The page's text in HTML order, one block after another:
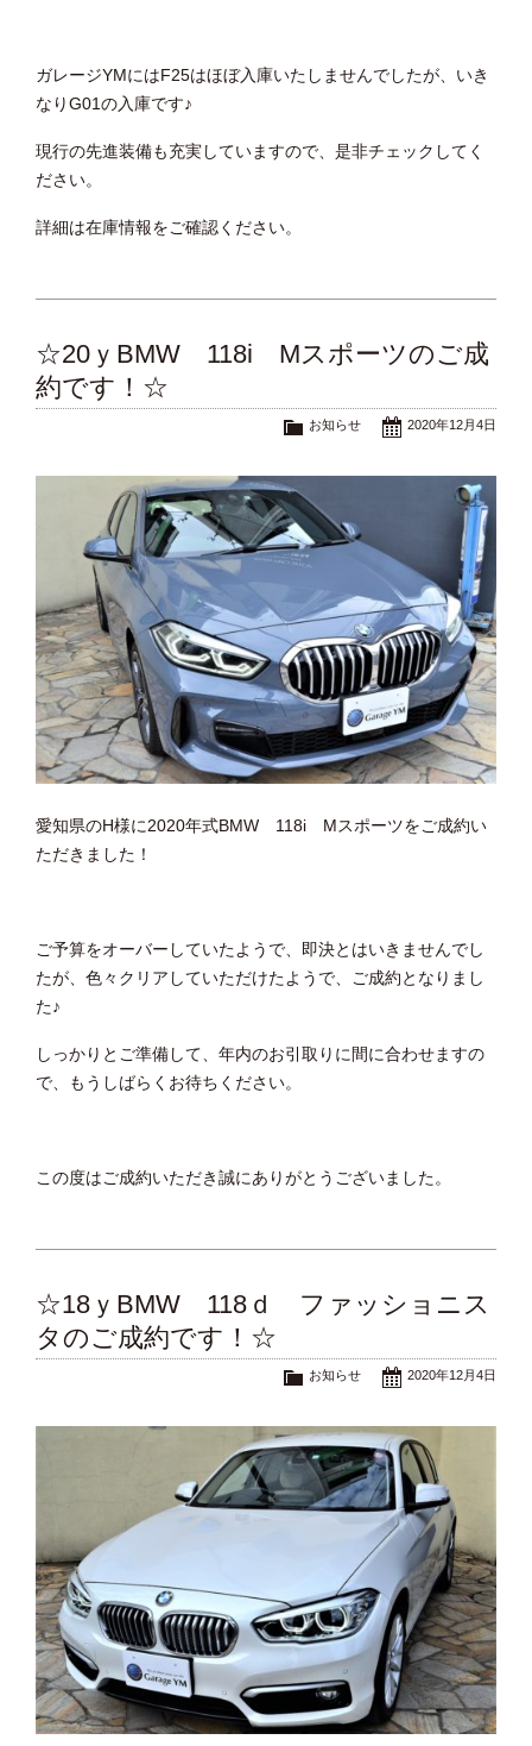
ガレージYMにはF25はほぼ入庫いたしませんでしたが、いき
なりG01の入庫です♪
現行の先進装備も充実していますので、是非チェックしてく
ださい。
詳細は在庫情報をご確認ください。
☆20ｙBMW 118i Mスポーツのご成
約です！☆
2020年12月4日
お知らせ
愛知県のH様に2020年式BMW 118i Mスポーツをご成約い
ただきました！
ご予算をオーバーしていたようで、即決とはいきませんでし
たが、色々クリアしていただけたようで、ご成約となりまし
た♪
しっかりとご準備して、年内のお引取りに間に合わせますの
で、もうしばらくお待ちください。
この度はご成約いただき誠にありがとうございました。
☆18ｙBMW 118ｄ ファッショニス
タのご成約です！☆
2020年12月4日
お知らせ